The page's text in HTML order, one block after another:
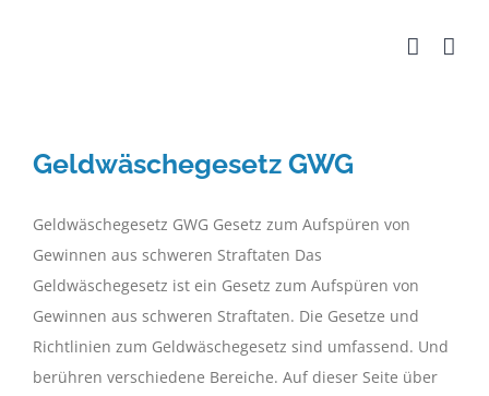
Geldwäschegesetz GWG
Geldwäschegesetz GWG Gesetz zum Aufspüren von
Gewinnen aus schweren Straftaten Das
Geldwäschegesetz ist ein Gesetz zum Aufspüren von
Gewinnen aus schweren Straftaten. Die Gesetze und
Richtlinien zum Geldwäschegesetz sind umfassend. Und
berühren verschiedene Bereiche. Auf dieser Seite über